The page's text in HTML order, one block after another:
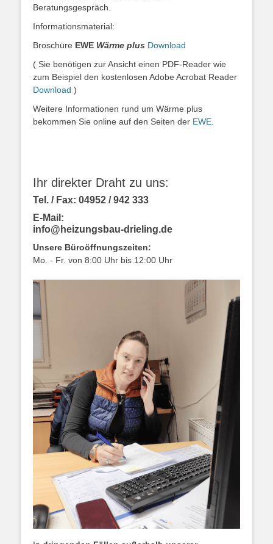
Beratungsgespräch.
Informationsmaterial:
Broschüre EWE Wärme plus Download
( Sie benötigen zur Ansicht einen PDF-Reader wie
zum Beispiel den kostenlosen Adobe Acrobat Reader
Download )
Weitere Informationen rund um Wärme plus
bekommen Sie online auf den Seiten der EWE
Ihr direkter Draht zu uns:
Tel. / Fax: 04952 / 942 333
E-Mail:
info@heizungsbau-drieling.de
Unsere Büroöffnungszeiten:
Mo. - Fr. von 8:00 Uhr bis 12:00 Uhr